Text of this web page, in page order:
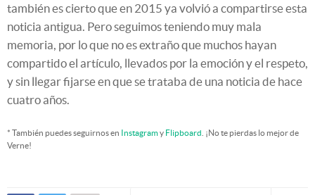
también es cierto que en 2015 ya volvió a compartirse esta
noticia antigua. Pero seguimos teniendo muy mala
memoria, por lo que no es extraño que muchos hayan
compartido el artículo, llevados por la emoción y el respeto,
y sin llegar fijarse en que se trataba de una noticia de hace
cuatro años.
* También puedes seguirnos en Instagramy Flipboard . ¡No te pierdas lo mejor de
Verne!